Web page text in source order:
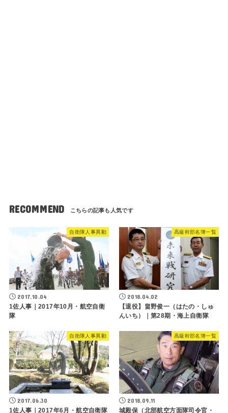
RECOMMEND
自衛隊人事異動
2017.10.04
1佐人事｜2017年10月・航空自衛
隊
高級幹部名簿一覧
2018.04.02
【退役】畠野俊一（はたの・しゅ
んいち）｜第28期・海上自衛隊
自衛隊人事異動
2017.06.30
1佐人事｜2017年6月・航空自衛隊
高級幹部名簿一覧
2018.09.11
城殿保（北部航空方面隊司令官・